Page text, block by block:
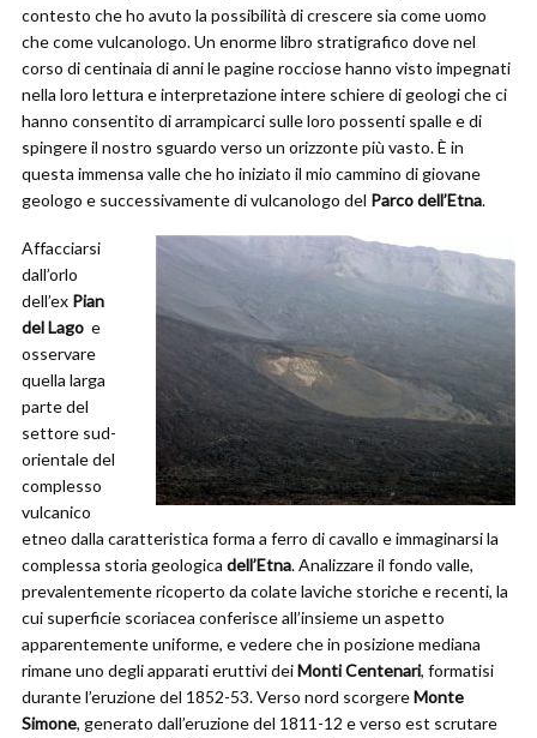
contesto che ho avuto la possibilità di crescere sia come uomo
che come vulcanologo. Un enorme libro stratigrafico dove nel
corso di centinaia di anni le pagine rocciose hanno visto impegnati
nella loro lettura e interpretazione intere schiere di geologi che ci
hanno consentito di arrampicarci sulle loro possenti spalle e di
spingere il nostro sguardo verso un orizzonte più vasto. È in
questa immensa valle che ho iniziato il mio cammino di giovane
geologo e successivamente di vulcanologo del Parco dell’Etna.
Affacciarsi
dall’orlo
dell’ex Pian
del Lago e
osservare
quella larga
parte del
settore sud-
orientale del
complesso
vulcanico
etneo dalla caratteristica forma a ferro di cavallo e immaginarsi la
complessa storia geologica dell’Etna. Analizzare il fondo valle,
prevalentemente ricoperto da colate laviche storiche e recenti, la
cui superficie scoriacea conferisce all’insieme un aspetto
apparentemente uniforme, e vedere che in posizione mediana
rimane uno degli apparati eruttivi deiMonti Centenari, formatisi
durante l’eruzione del 1852-53. Verso nord scorgereMonte
Simone, generato dall’eruzione del 1811-12 e verso est scrutare